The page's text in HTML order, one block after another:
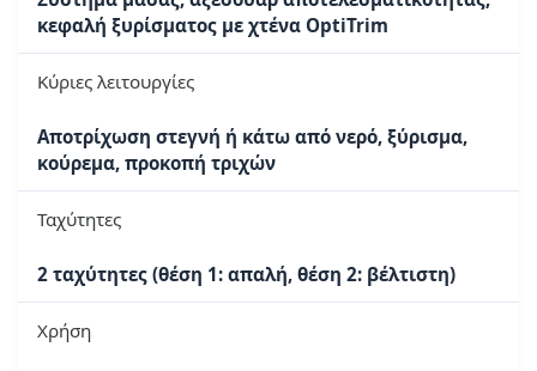
κεφαλή ξυρίσματος με χτένα OptiTrim
Κύριες λειτουργίες
Αποτρίχωση στεγνή ή κάτω από νερό, ξύρισμα,
κούρεμα, προκοπή τριχών
Ταχύτητες
2 ταχύτητες (θέση 1: απαλή, θέση 2: βέλτιστη)
Χρήση